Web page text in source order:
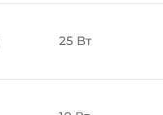
25 Вт